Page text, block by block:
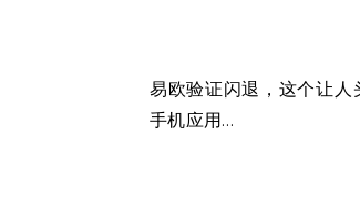
易欧验证闪退，这个让人头疼的问题，让我不禁想起去年夏天在咖啡馆里偶遇的一对年轻夫妇。他们正为
手机应用…